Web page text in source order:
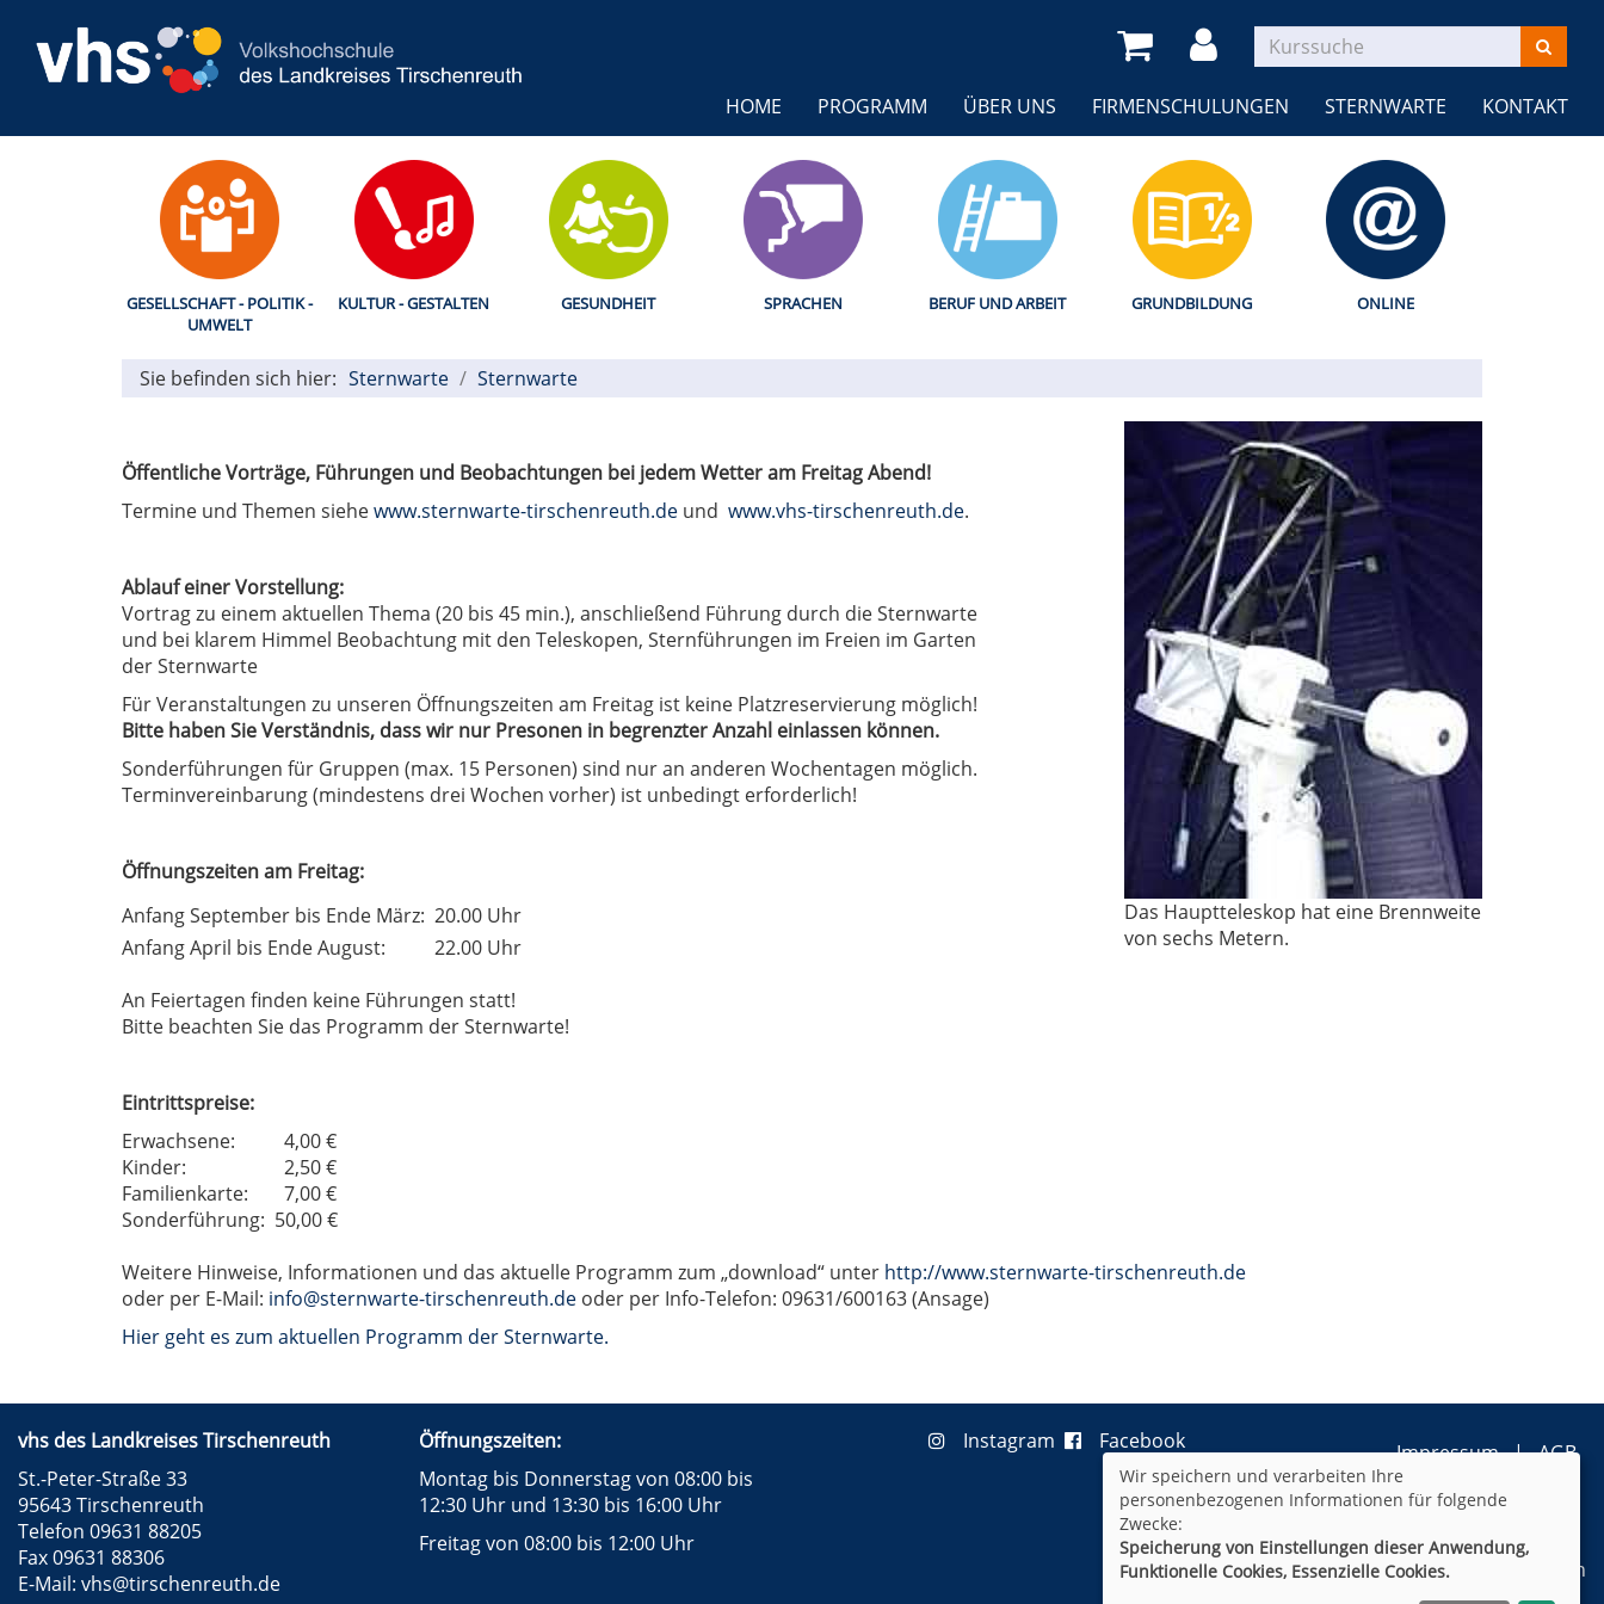
HOME PROGRAMM ÜBER UNS FIRMENSCHULUNGEN STERNWARTE KONTAKT
GESELLSCHAFT - POLITIK -
UMWELT
KULTUR - GESTALTEN GESUNDHEIT SPRACHEN BERUF UND ARBEIT GRUNDBILDUNG ONLINE
Sie befinden sich hier: Sternwarte Sternwarte
Das Hauptteleskop hat eine Brennweite
von sechs Metern.
Öffentliche Vorträge, Führungen und Beobachtungen bei jedem Wetter am Freitag Abend!
Termine und Themen siehewww.sternwarte-tirschenreuth.de und www.vhs-tirschenreuth.de.
Ablauf einer Vorstellung:
Vortrag zu einem aktuellen Thema (20 bis 45 min.), anschließend Führung durch die Sternwarte
und bei klarem Himmel Beobachtung mit den Teleskopen, Sternführungen im Freien im Garten
der Sternwarte
Für Veranstaltungen zu unseren Öffnungszeiten am Freitag ist keine Platzreservierung möglich!
Bitte haben Sie Verständnis, dass wir nur Presonen in begrenzter Anzahl einlassen können.
Sonderführungen für Gruppen (max. 15 Personen) sind nur an anderen Wochentagen möglich.
Terminvereinbarung (mindestens drei Wochen vorher) ist unbedingt erforderlich!
Öffnungszeiten am Freitag:
Anfang September bis Ende März: 20.00 Uhr
Anfang April bis Ende August:
22.00 Uhr
An Feiertagen finden keine Führungen statt!
Bitte beachten Sie das Programm der Sternwarte!
Eintrittspreise:
Erwachsene:
4,00 €
Kinder:
2,50 €
Familienkarte:
7,00 €
Sonderführung: 50,00 €
Weitere Hinweise, Informationen und das aktuelle Programm zum „download“ unter http://www.sternwarte-tirschenreuth.de
oder per E-Mail: info@sternwarte-tirschenreuth.de oder per Info-Telefon: 09631/600163 (Ansage)
Hier geht es zum aktuellen Programm der Sternwarte.
vhs des Landkreises Tirschenreuth
St.-Peter-Straße 33
95643 Tirschenreuth
Telefon 09631 88205
Fax 09631 88306
E-Mail: vhs@tirschenreuth.de
Öffnungszeiten:
Montag bis Donnerstag von 08:00 bis
12:30 Uhr und 13:30 bis 16:00 Uhr
Freitag von 08:00 bis 12:00 Uhr
Facebook
Instagram Impressum
AGB
Datenschutzerklärung
Widerrufsformular
Newsletter
Cookie Einstellungen
Wir speichern und verarbeiten Ihre
personenbezogenen Informationen für folgende
Zwecke:
Speicherung von Einstellungen dieser Anwendung,
Funktionelle Cookies, Essenzielle Cookies.